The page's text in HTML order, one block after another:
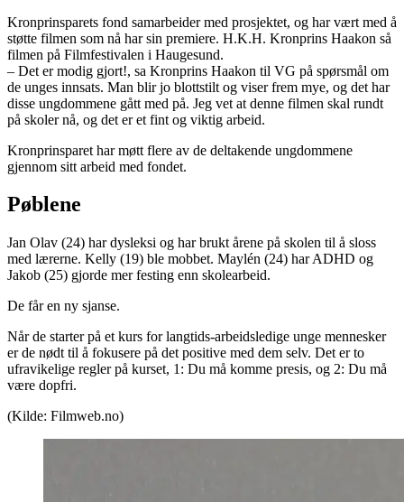
Kronprinsparets fond samarbeider med prosjektet, og har vært med å
støtte filmen som nå har sin premiere. H.K.H. Kronprins Haakon så
filmen på Filmfestivalen i Haugesund.
– Det er modig gjort!, sa Kronprins Haakon til VG på spørsmål om
de unges innsats. Man blir jo blottstilt og viser frem mye, og det har
disse ungdommene gått med på. Jeg vet at denne filmen skal rundt
på skoler nå, og det er et fint og viktig arbeid.
Kronprinsparet har møtt flere av de deltakende ungdommene
gjennom sitt arbeid med fondet.
Pøblene
Jan Olav (24) har dysleksi og har brukt årene på skolen til å sloss
med lærerne. Kelly (19) ble mobbet. Maylén (24) har ADHD og
Jakob (25) gjorde mer festing enn skolearbeid.
De får en ny sjanse.
Når de starter på et kurs for langtids-arbeidsledige unge mennesker
er de nødt til å fokusere på det positive med dem selv. Det er to
ufravikelige regler på kurset, 1: Du må komme presis, og 2: Du må
være dopfri.
(Kilde: Filmweb.no)